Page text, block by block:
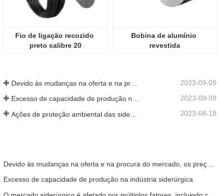
Fio de ligação recozido
preto calibre 20
Bobina de alumínio
revestida
2023-09-09
Excesso de capacidade de produção na indústria siderúrgica 2023-09-09
2023-08-18
Excesso de capacidade de produção na indústria siderúrgica